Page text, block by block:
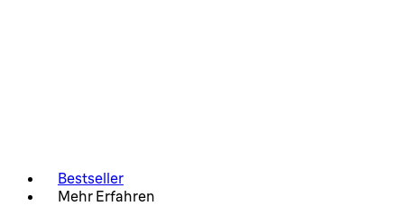
Bestseller
Mehr Erfahren